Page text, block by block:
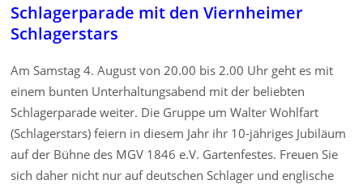
Schlagerparade mit den Viernheimer
Schlagerstars
Am Samstag 4. August von 20.00 bis 2.00 Uhr geht es mit
einem bunten Unterhaltungsabend mit der beliebten
Schlagerparade weiter. Die Gruppe um Walter Wohlfart
(Schlagerstars) feiern in diesem Jahr ihr 10-jähriges Jubiläum
auf der Bühne des MGV 1846 e.V. Gartenfestes. Freuen Sie
sich daher nicht nur auf deutschen Schlager und englische